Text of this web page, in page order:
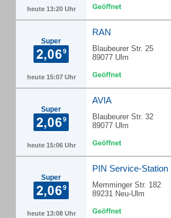
heute 13:20 Uhr
Super
heute 15:07 Uhr
RAN
Blaubeurer Str. 25
89077 Ulm
Super
heute 15:06 Uhr
AVIA
Blaubeurer Str. 32
89077 Ulm
Super
heute 13:08 Uhr
PIN Service-Station
Memminger Str. 182
89231 Neu-Ulm